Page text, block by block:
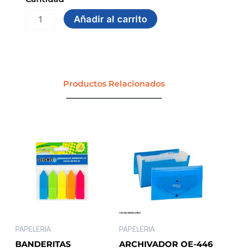
PEGANOTAS
GRANDE
Añadir al carrito
Productos Relacionados
PAPELERIA
BANDERITAS
PAPELERIA
ARCHIVADOR OE-446